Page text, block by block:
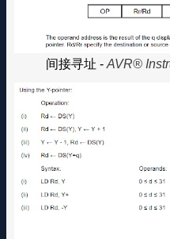
间接寻址 - AVR®